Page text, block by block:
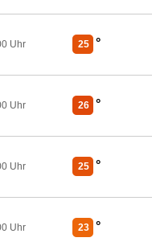
Uhr 25 °
Uhr 26 °
Uhr 25 °
Uhr 23 °